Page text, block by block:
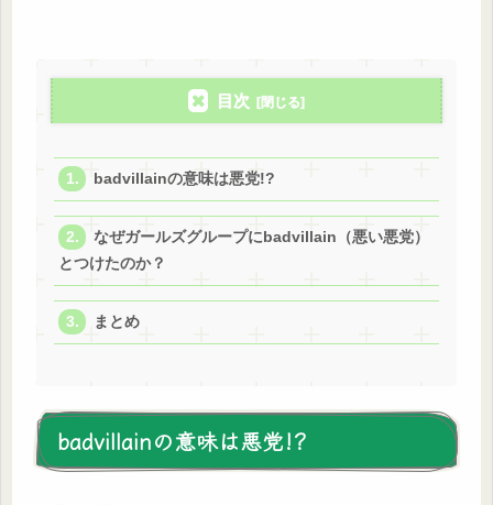
目次
badvillainの意味は悪党!?
なぜガールズグループにbadvillain（悪い悪党）
とつけたのか？
まとめ
badvillainの意味は悪党!?